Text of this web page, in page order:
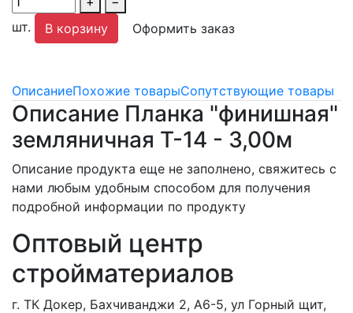
шт.
В корзину Оформить заказ
ОписаниеПохожие товарыСопутствующие товары
Описание Планка "финишная"
земляничная Т-14 - 3,00м
Описание продукта еще не заполнено, свяжитесь с
нами любым удобным способом для получения
подробной информации по продукту
Оптовый центр
стройматериалов
г. ТК Докер, Бахчиванджи 2, А6-5, ул Горный щит,